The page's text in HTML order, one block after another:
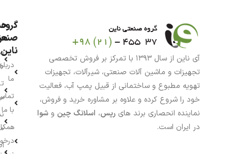
آی ناین از سال ۱۳۹۳ با تمرکز بر فروش تخصصی
تجهیزات و ماشین آلات صنعتی، شیرآلات، تجهیزات
تهویه مطبوع و ساختمانی از قبیل پمپ آب، فعالیت
خود را شروع کرده و علاوه بر مشاوره خرید و فروش،
نماینده انحصاری برند های رپس، اسلانگ چین و شوا
در ایران است.
گروه
ناین
ما
با ما